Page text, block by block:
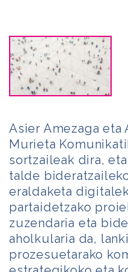
Asier Amezaga eta
Murieta
sortzaileak dira,
talde
eraldaketa
partaidetzako
zuzendaria eta
aholkularia da,
prozesuetarako